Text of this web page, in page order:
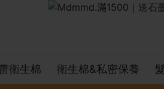
衛生棉 衛生棉&私密保養